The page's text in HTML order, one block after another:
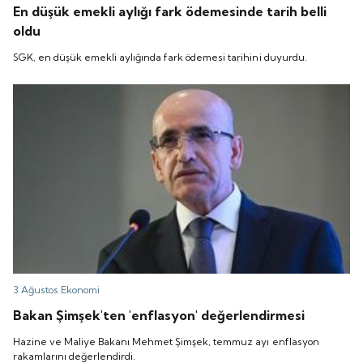
En düşük emekli aylığı fark ödemesinde tarih belli
oldu
SGK, en düşük emekli aylığında fark ödemesi tarihini duyurdu.
3 Ağustos Ekonomi
Bakan Şimşek'ten 'enflasyon' değerlendirmesi
Hazine ve Maliye Bakanı Mehmet Şimşek, temmuz ayı enflasyon
rakamlarını değerlendirdi.